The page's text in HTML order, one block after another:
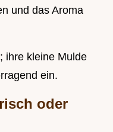
und das Aroma
ihre kleine Mulde
ein.
oder